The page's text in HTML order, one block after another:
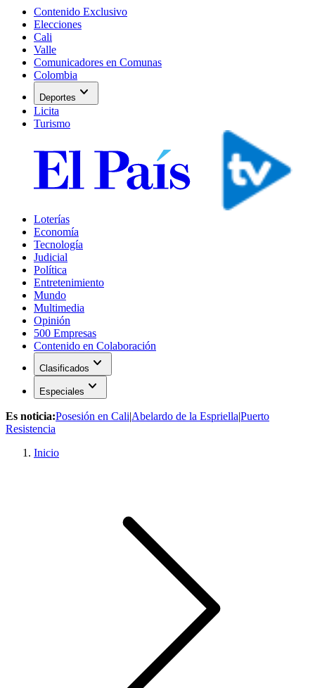
Contenido Exclusivo
Elecciones
Cali
Valle
Comunicadores en Comunas
Colombia
Deportes expand_more
Licita
Turismo
Loterías
Economía
Tecnología
Judicial
Política
Entretenimiento
Mundo
Multimedia
Opinión
500 Empresas
Contenido en Colaboración
Clasificados expand_more
Especiales expand_more
Es noticia:Posesión en Cali|Abelardo de la Espriella|Puerto
Resistencia
Inicio